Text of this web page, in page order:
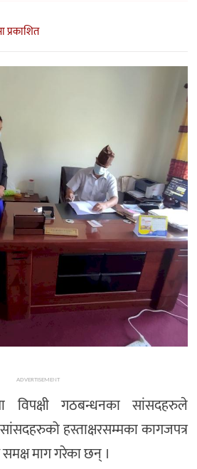
प्रकाशित
ADVERTISEMENT
विपक्षी गठबन्धनका सांसदहरुले
हस्ताक्षरसम्मका कागजपत्र
माग गरेका छन् ।